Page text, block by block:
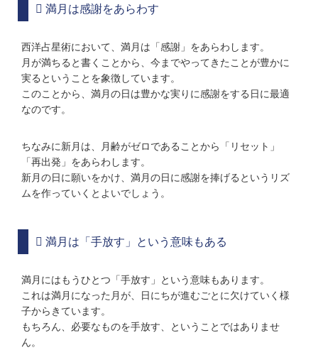
満月は感謝をあらわす
西洋占星術において、満月は「感謝」をあらわします。
月が満ちると書くことから、今までやってきたことが豊かに
実るということを象徴しています。
このことから、満月の日は豊かな実りに感謝をする日に最適
なのです。
ちなみに新月は、月齢がゼロであることから「リセット」
「再出発」をあらわします。
新月の日に願いをかけ、満月の日に感謝を捧げるというリズ
ムを作っていくとよいでしょう。
満月は「手放す」という意味もある
満月にはもうひとつ「手放す」という意味もあります。
これは満月になった月が、日にちが進むごとに欠けていく様
子からきています。
もちろん、必要なものを手放す、ということではありませ
ん。